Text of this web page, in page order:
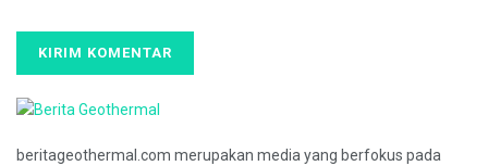
beritageothermal.com merupakan media yang berfokus pada